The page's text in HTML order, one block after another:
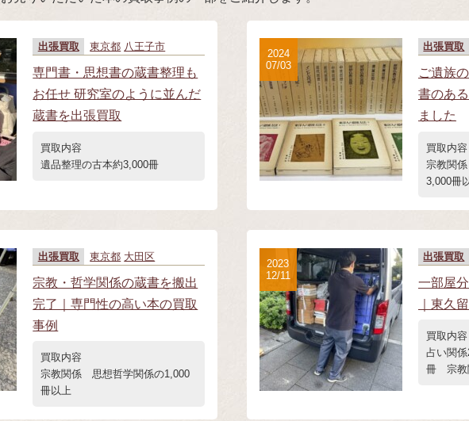
出張買取 東京都 八王子市
専門書・思想書の蔵書整理も
お任せ 研究室のように並んだ
蔵書を出張買取
買取内容
遺品整理の古本約3,000冊
出張買取
ご遺族
書のあ
ました
買取内容
宗教関
3,000冊
2024
07/03
出張買取 東京都 大田区
宗教・哲学関係の蔵書を搬出
完了｜専門性の高い本の買取
事例
買取内容
宗教関係 思想哲学関係の1,000
冊以上
出張買取
一部屋
｜東久
買取内容
占い関
冊 宗教
2023
12/11